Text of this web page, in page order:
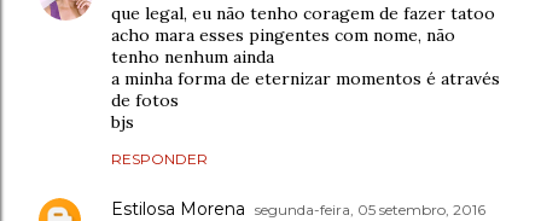
que legal, eu não tenho coragem de fazer tatoo
acho mara esses pingentes com nome, não
tenho nenhum ainda
a minha forma de eternizar momentos é através
de fotos
bjs
RESPONDER
Estilosa Morena segunda-feira, 05 setembro, 2016